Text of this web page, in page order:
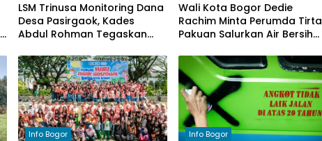
LSM Trinusa Monitoring Dana
Desa Pasirgaok, Kades
Abdul Rohman Tegaskan
Pengelolaan Anggaran
Wali Kota Bogor Dedie
Rachim Minta Perumda Tirta
Pakuan Salurkan Air Bersih
Kekeringan
Info Bogor Info Bogor